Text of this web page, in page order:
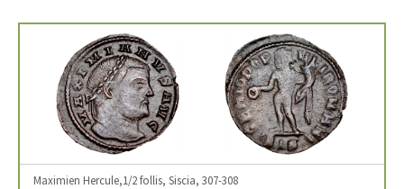
Maximien Hercule,1/2 follis, Siscia, 307-308